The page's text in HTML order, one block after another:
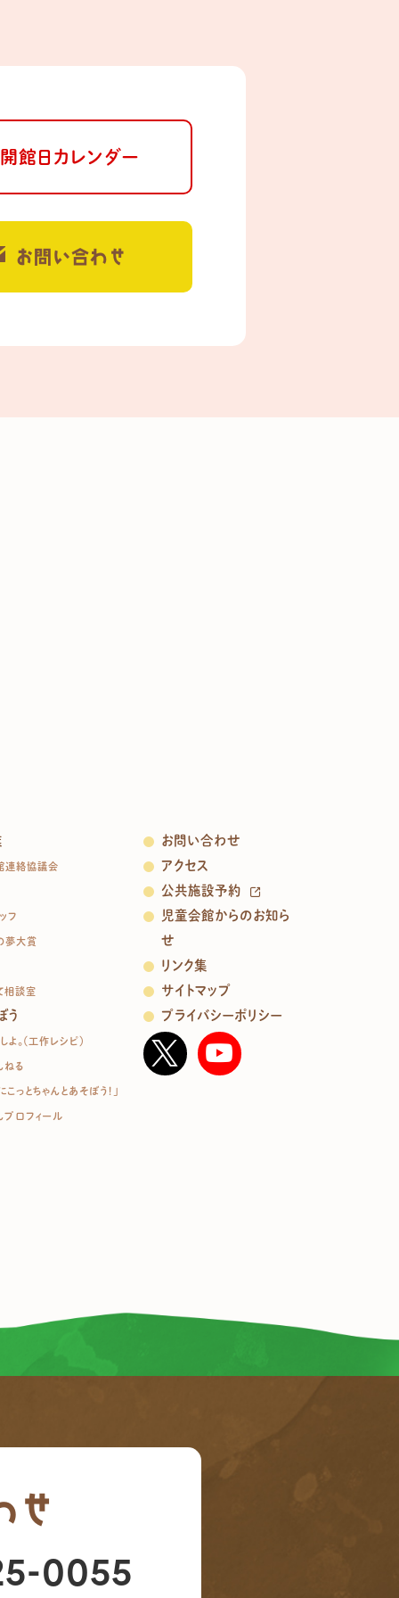
開館日カレンダー
お問い合わせ
連絡協議会
フ
夢大賞
相談室
う
よ。（工作レシピ）
ねる
こっとちゃんとあそぼう！」
プロフィール
お問い合わせ
アクセス
公共施設予約
児童会館からのお知ら
せ
リンク集
サイトマップ
プライバシーポリシー
せ
0055